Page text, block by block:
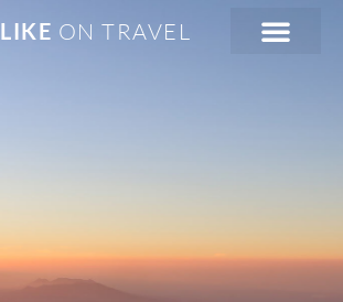
LIKE ON TRAVEL